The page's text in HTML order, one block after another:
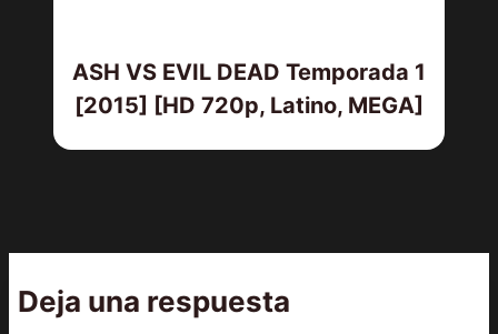
ASH VS EVIL DEAD Temporada 1
[2015] [HD 720p, Latino, MEGA]
Deja una respuesta